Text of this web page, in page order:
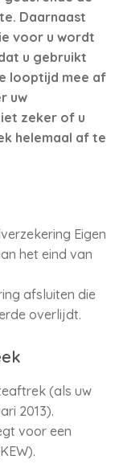
Daarnaast
voor u wordt
u gebruikt
looptijd mee af
uw
zeker of u
helemaal af te
Eigen
het eind van
afsluiten die
overlijdt.
(als uw
2013).
voor een